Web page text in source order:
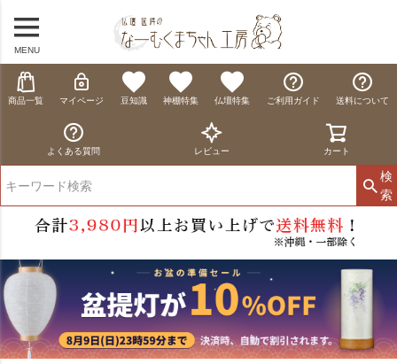
MENU
商品一覧 マイページ 豆知識 神棚特集 仏壇特集 ご利用ガイド 送料について
よくある質問 レビュー カート
検
索